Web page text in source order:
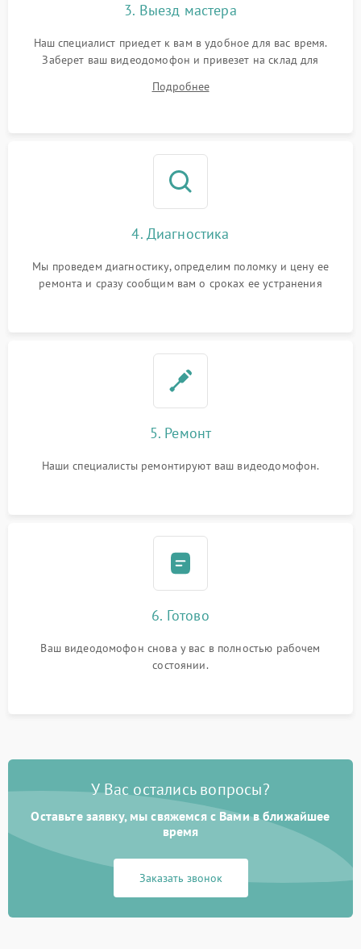
3. Выезд мастера
Наш специалист приедет к вам в удобное для вас время.
Заберет ваш видеодомофон и привезет на склад для
Подробнее
4. Диагностика
Мы проведем диагностику, определим поломку и цену ее
ремонта и сразу сообщим вам о сроках ее устранения
5. Ремонт
Наши специалисты ремонтируют ваш видеодомофон.
6. Готово
Ваш видеодомофон снова у вас в полностью рабочем
состоянии.
У Вас остались вопросы?
Оставьте заявку, мы свяжемся с Вами в ближайшее
время
Заказать звонок